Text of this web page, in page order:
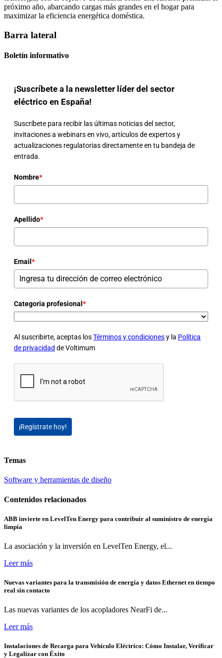
próximo año, abarcando cargas más grandes en el hogar para
maximizar la eficiencia energética doméstica.
Barra lateral
Boletín informativo
¡Suscríbete a la newsletter líder del sector
eléctrico en España!
Suscríbete para recibir las últimas noticias del sector,
invitaciones a webinars en vivo, artículos de expertos y
actualizaciones regulatorias directamente en tu bandeja de
entrada.
Nombre*
Apellido*
Email *
Categoria profesional *
Al suscribirte, aceptas losTérminos y condicionesy la Política
de privacidad de Voltimum
¡Regístrate hoy!
Temas
Software y herramientas de diseño
Contenidos relacionados
ABB invierte en LevelTen Energy para contribuir al suministro de energía
limpia
La asociación y la inversión en LevelTen Energy, el...
Leer más
Nuevas variantes para la transmisión de energía y datos Ethernet en tiempo
real sin contacto
Las nuevas variantes de los acopladores NearFi de...
Leer más
Instalaciones de Recarga para Vehículo Eléctrico: Cómo Instalar, Verificar
y Legalizar con Éxito